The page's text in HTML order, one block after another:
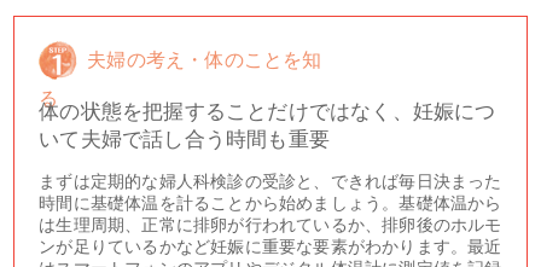
夫婦の考え・体のことを知
る
体の状態を把握することだけではなく、妊娠につ
いて夫婦で話し合う時間も重要
まずは定期的な婦人科検診の受診と、できれば毎日決まった
時間に基礎体温を計ることから始めましょう。基礎体温から
は生理周期、正常に排卵が行われているか、排卵後のホルモ
ンが足りているかなど妊娠に重要な要素がわかります。最近